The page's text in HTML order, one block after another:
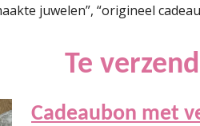
juwelen”, “origineel
Te
Cadeaubon met